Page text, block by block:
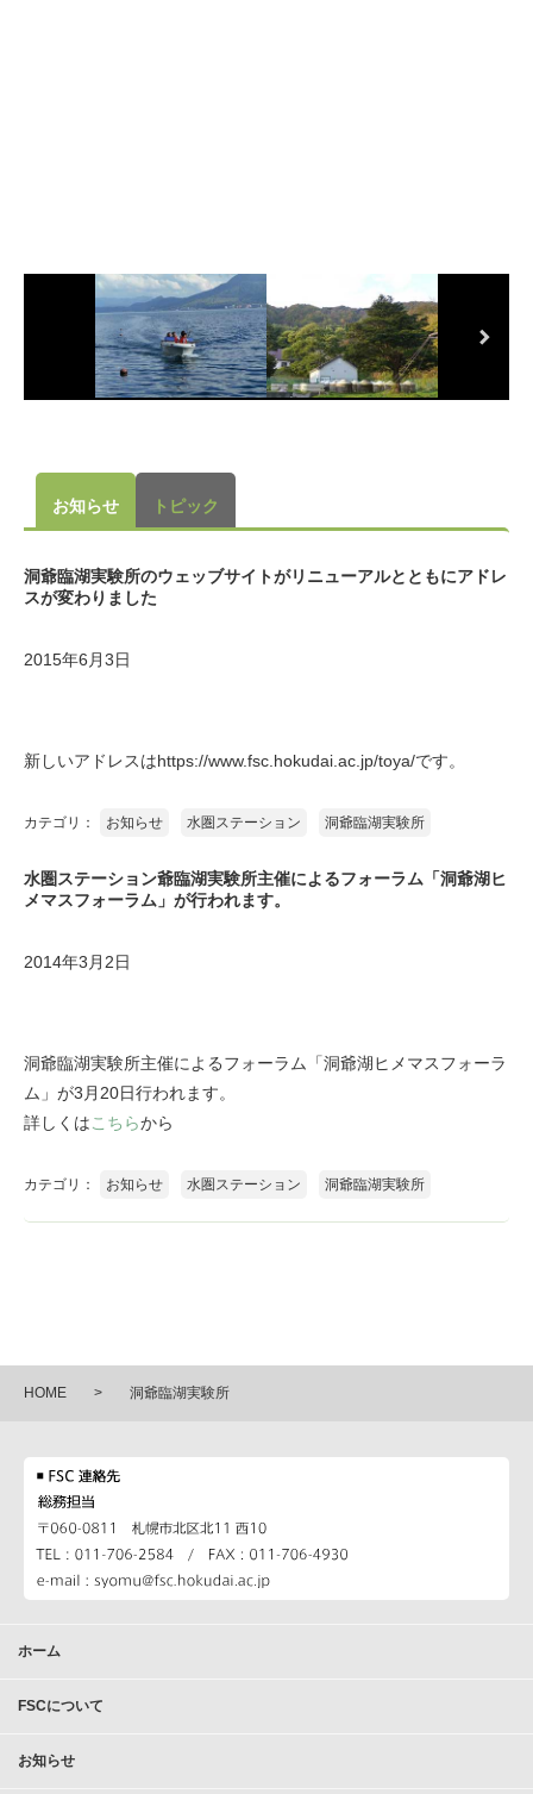
お知らせ トピック
洞爺臨湖実験所のウェッブサイトがリニューアルとともにアドレ
スが変わりました
2015年6月3日
新しいアドレスはhttps://www.fsc.hokudai.ac.jp/toya/です。
カテゴリ： お知らせ 水圏ステーション 洞爺臨湖実験所
水圏ステーション爺臨湖実験所主催によるフォーラム「洞爺湖ヒ
メマスフォーラム」が行われます。
2014年3月2日
洞爺臨湖実験所主催によるフォーラム「洞爺湖ヒメマスフォーラ
ム」が3月20日行われます。
詳しくはこちらから
カテゴリ： お知らせ 水圏ステーション 洞爺臨湖実験所
HOME 洞爺臨湖実験所
ホーム
FSCについて
お知らせ